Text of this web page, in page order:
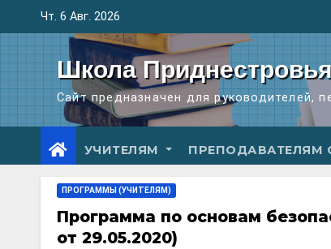
содержимому
Чт. 6 Авг. 2026
Школа
Сайт предназначен для руководителей,
УЧИТЕЛЯМ ПРЕПОДАВАТЕЛЯМ
ПРОГРАММЫ (УЧИТЕЛЯМ)
Программа по основам
от 29.05.2020)